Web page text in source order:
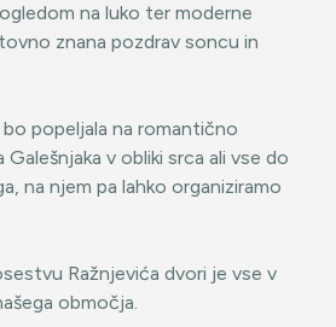
na luko ter moderne
znana pozdrav soncu in
popeljala na romantično
v obliki srca ali vse do
na njem pa lahko organiziramo
Ražnjevića dvori je vse v
območja.